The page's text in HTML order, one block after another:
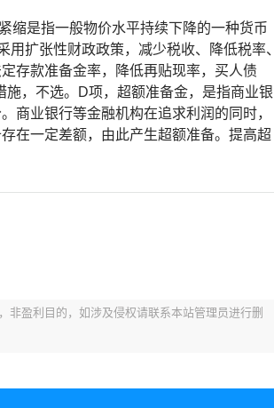
缩是指一般物价水平持续下降的一种货币
扩张性财政政策，减少税收、降低税率、
存款准备金率，降低再贴现率，买人债
，不选。D项，超额准备金，是指商业银
商业银行等金融机构在追求利润的同时，
在一定差额，由此产生超额准备。提高超
非盈利目的，如涉及侵权请联系本站管理员进行删